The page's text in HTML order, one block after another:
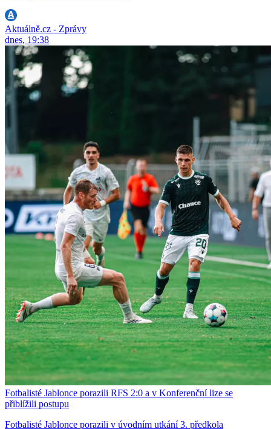
Aktuálně.cz - Zprávy
dnes, 19:38
Fotbalisté Jablonce porazili RFS 2:0 a v Konferenční lize se
přiblížili postupu
Fotbalisté Jablonce porazili v úvodním utkání 3. předkola